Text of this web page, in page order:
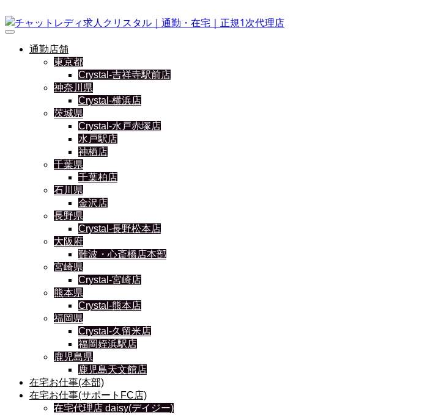
通勤店舗
東京都
Crystal-吉祥寺駅前店
神奈川県
Crystal-横浜店
茨城県
Crystal-水戸赤塚店
水戸駅店
神栖店
千葉県
千葉柏店
石川県
金沢店
長野県
Crystal-長野松本店
大阪府
難波・心斎橋店本部
宮崎県
Crystal-宮崎店
熊本県
Crystal-熊本店
福岡県
Crystal-久留米店
福岡姪浜駅店
鹿児島県
鹿児島天文館店
在宅お仕事(本部)
在宅お仕事(サポートFC店)
在宅代理店 daisy(デイジー)